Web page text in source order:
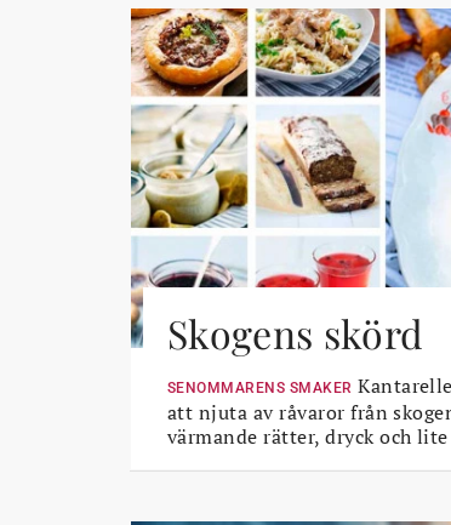
Skogens skörd
SENOMMARENS SMAKER
att njuta av råvaror från
värmande rätter, dryck och